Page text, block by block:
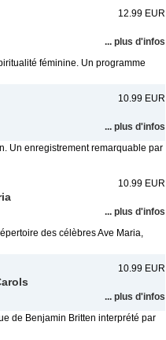
12.99 EUR
... plus d'infos
féminine. Un programme
10.99 EUR
... plus d'infos
Un enregistrement remarquable par
10.99 EUR
... plus d'infos
des célèbres Ave Maria,
10.99 EUR
... plus d'infos
de Benjamin Britten interprété par